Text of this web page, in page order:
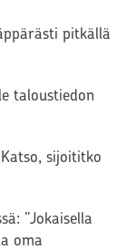
pitkällä
taloustiedon
sijoititko
”Jokaisella
oma